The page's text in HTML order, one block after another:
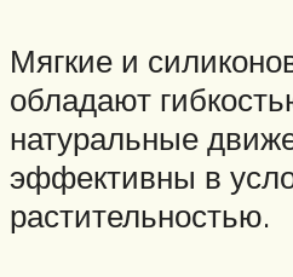
Мягкие и
обладают
натуральные
эффективны в
растительностью.